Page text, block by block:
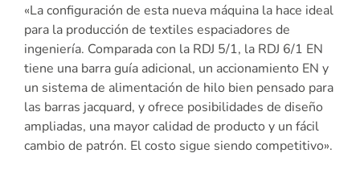
«La configuración de esta nueva máquina la hace ideal
para la producción de textiles espaciadores de
ingeniería. Comparada con la RDJ 5/1, la RDJ 6/1 EN
tiene una barra guía adicional, un accionamiento EN y
un sistema de alimentación de hilo bien pensado para
las barras jacquard, y ofrece posibilidades de diseño
ampliadas, una mayor calidad de producto y un fácil
cambio de patrón. El costo sigue siendo competitivo».